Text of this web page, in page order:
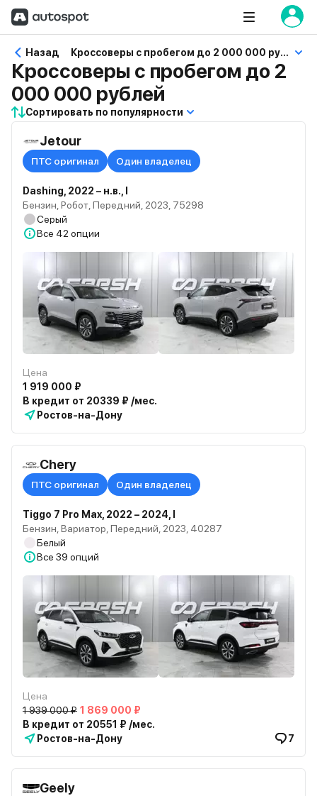
Назад Кроссоверы с пробегом до 2 000 000 рублей
Кроссоверы с пробегом до 2
000 000 рублей
Сортировать по популярности
Jetour
ПТС оригинал Один владелец
Dashing, 2022 – н.в., I
Бензин, Робот, Передний, 2023, 75298
Серый
Все 42 опции
Цена
1 919 000 ₽
В кредит от 20339 ₽ /мес.
Ростов-на-Дону
Chery
ПТС оригинал Один владелец
Tiggo 7 Pro Max, 2022 – 2024, I
Бензин, Вариатор, Передний, 2023, 40287
Белый
Все 39 опций
Цена
1 939 000 ₽ 1 869 000 ₽
В кредит от 20551 ₽ /мес.
Ростов-на-Дону
7
Geely